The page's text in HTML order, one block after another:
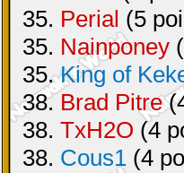
35. Perial (5
35. Nainponey
35.King of
38. Brad Pitre
38. TxH2O (4
38. Cous1 (4